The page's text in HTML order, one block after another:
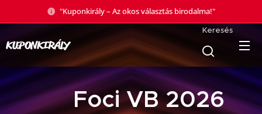
"Kuponkirály – Az okos választás birodalma!"
KUPONKIRÁLY
Keresés
🏆 Foci VB 2026